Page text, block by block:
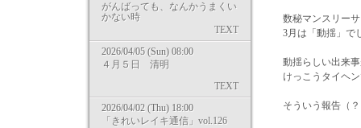
がんばっても、なんかうまくい
かない時
TEXT
2026/04/05 (Sun) 08:00
４月５日 清明
TEXT
2026/04/02 (Thu) 18:00
「きれいレイキ通信」vol.126
数秘マンスリー
3月は「動揺」で
動揺らしい出来
けっこうタイヘ
そういう報告（？